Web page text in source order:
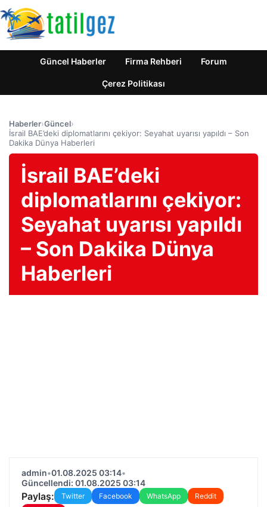
Güncel Haberler Firma Rehberi Forum
Çerez Politikası
Haberler›Güncel›
İsrail BAE’deki diplomatlarını çekiyor: Seyahat uyarısı yapıldı – Son
Dakika Dünya Haberleri
İsrail BAE’deki
diplomatlarını çekiyor:
Seyahat uyarısı yapıldı
– Son Dakika Dünya
Haberleri
admin•01.08.2025 03:14•
Güncellendi: 01.08.2025 03:14
Paylaş: Twitter Facebook WhatsApp
Reddit